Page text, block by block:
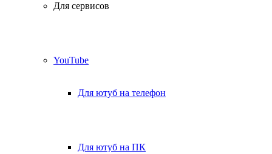
Для сервисов
YouTube
Для ютуб на телефон
Для ютуб на ПК